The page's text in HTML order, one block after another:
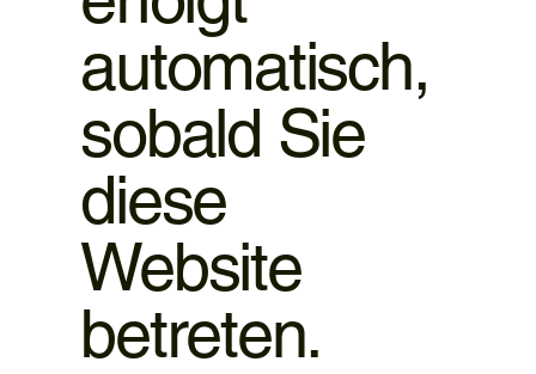
automatisch,
sobald Sie
diese
Website
betreten.